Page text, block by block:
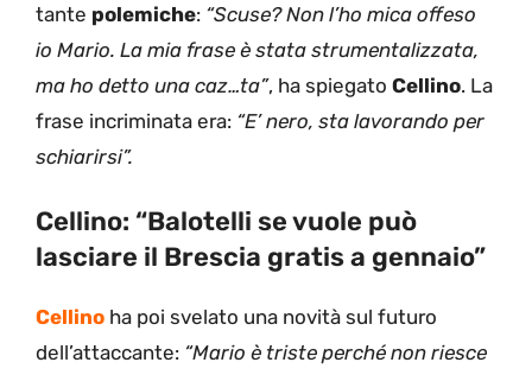
tante polemiche: “Scuse? Non l’ho mica offeso
io Mario. La mia frase è stata strumentalizzata,
ma ho detto una caz…ta”, ha spiegato Cellino. La
frase incriminata era: “E’ nero, sta lavorando per
schiarirsi”.
Cellino: “Balotelli se vuole può
lasciare il Brescia gratis a gennaio”
Cellino ha poi svelato una novità sul futuro
dell’attaccante: “Mario è triste perché non riesce